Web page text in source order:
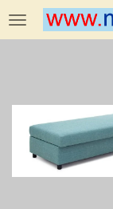
Zum
Hauptinhalt